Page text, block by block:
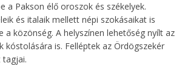
a Pakson élő oroszok és székelyek.
és italaik mellett népi szokásaikat is
a közönség. A helyszínen lehetőség nyílt az
kóstolására is. Felléptek az Ördögszekér
tagjai.